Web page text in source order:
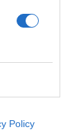
Policy